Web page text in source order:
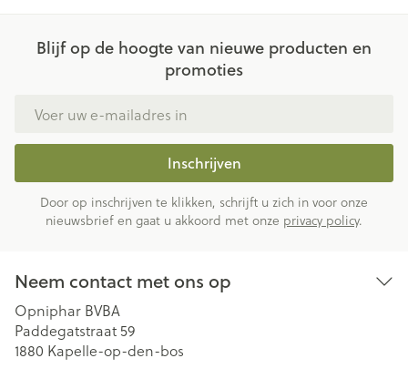
Blijf op de hoogte van nieuwe producten en
promoties
Inschrijven
Door op inschrijven te klikken, schrijft u zich in voor onze
nieuwsbrief en gaat u akkoord met onze privacy policy.
Neem contact met ons op
Opniphar BVBA
Paddegatstraat 59
1880 Kapelle-op-den-bos